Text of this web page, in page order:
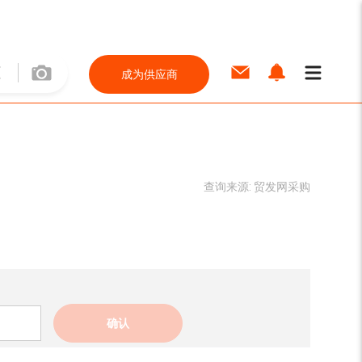
成为供应商
查询来源: 贸发网采购
确认